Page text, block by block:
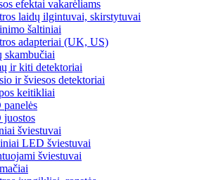
efektai vakarėliams
laidų ilgintuvai, skirstytuvai
šaltiniai
adapteriai (UK, US)
skambučiai
ir kiti detektoriai
ir šviesos detektoriai
keitikliai
šviestuvai
LED šviestuvai
šviestuvai